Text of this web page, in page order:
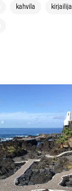
kahvila kirjailija